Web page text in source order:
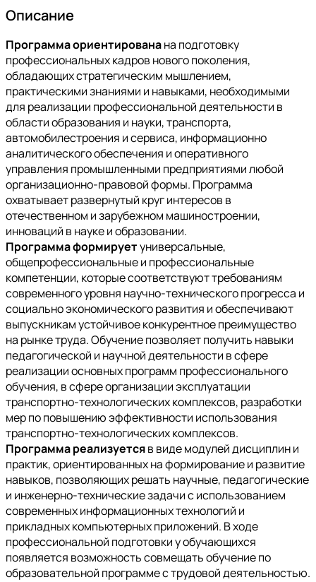
Описание
Программа ориентированана подготовку
профессиональных кадров нового поколения,
обладающих стратегическим мышлением,
практическими знаниями и навыками, необходимыми
для реализации профессиональной деятельности в
области образования и науки, транспорта,
автомобилестроения и сервиса, информационно
аналитического обеспечения и оперативного
управления промышленными предприятиями любой
организационно-правовой формы. Программа
охватывает развернутый круг интересов в
отечественном и зарубежном машиностроении,
инноваций в науке и образовании.
Программа формируетуниверсальные,
общепрофессиональные и профессиональные
компетенции, которые соответствуют требованиям
современного уровня научно-технического прогресса и
социально экономического развития и обеспечивают
выпускникам устойчивое конкурентное преимущество
на рынке труда. Обучение позволяет получить навыки
педагогической и научной деятельности в сфере
реализации основных программ профессионального
обучения, в сфере организации эксплуатации
транспортно-технологических комплексов, разработки
мер по повышению эффективности использования
транспортно-технологических комплексов.
Программа реализуетсяв виде модулей дисциплин и
практик, ориентированных на формирование и развитие
навыков, позволяющих решать научные, педагогические
и инженерно-технические задачи с использованием
современных информационных технологий и
прикладных компьютерных приложений. В ходе
профессиональной подготовки у обучающихся
появляется возможность совмещать обучение по
образовательной программе с трудовой деятельностью.